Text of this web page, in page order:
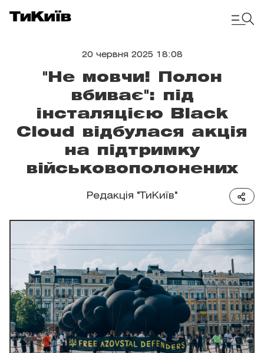
20 червня 2025 18:08
"Не мовчи! Полон
вбиває": під
інсталяцією Black
Cloud відбулася акція
на підтримку
військовополонених
Редакція "ТиКиїв"